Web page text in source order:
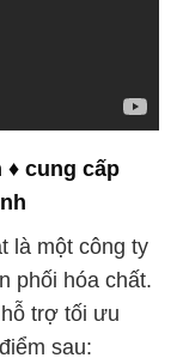
♦ cung cấp
là một công ty
phối hóa chất.
trợ tối ưu
sau: